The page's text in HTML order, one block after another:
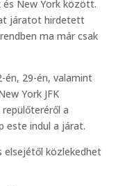
és New York között.
járatot hirdetett
ma már csak
én, 29-én, valamint
York JFK
a
este indul a járat.
elsejétől közlekedhet